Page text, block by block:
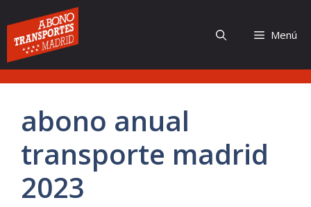
al
contenido
Menú
abono anual
transporte madrid
2023